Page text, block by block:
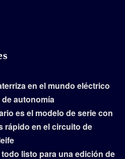
en el mundo eléctrico
de autonomía
es el modelo de serie con
rápido en el circuito de
listo para una edición de